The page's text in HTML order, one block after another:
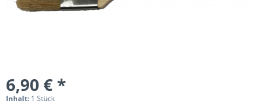
6,90 € *
Inhalt: 1 Stück